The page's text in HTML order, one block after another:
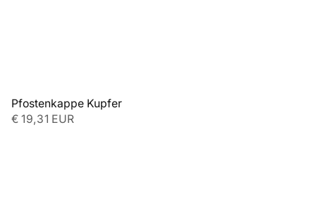
Pfostenkappe Kupfer
€ 19,31 EUR